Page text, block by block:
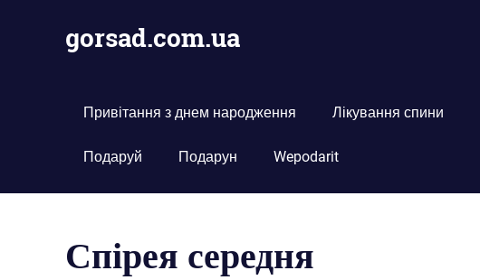
gorsad.com.ua
Привітання з днем народження Лікування спини
Подаруй Подарун Wepodarit
Спірея середня